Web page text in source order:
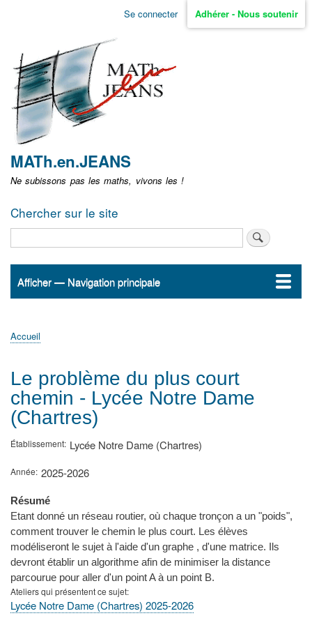
Aller
non
identifié
Se connecter Adhérer - Nous soutenir
MATh.en.JEANS
Ne subissons pas les maths, vivons les !
Chercher sur le site
Navigation
Afficher — Navigation principale
Accueil
ActualitésMATh.en.JEANS ?
Régions et Ateliers
Créer, gérer un atelier
Sujets/Publications
Congrès
d'Ariane
Accueil
Le problème du plus court
chemin - Lycée Notre Dame
(Chartres)
Établissement Lycée Notre Dame (Chartres)
Année 2025-2026
Résumé
Etant donné un réseau routier, où chaque tronçon a un "poids",
comment trouver le chemin le plus court. Les élèves
modéliseront le sujet à l'aide d'un graphe , d'une matrice. Ils
devront établir un algorithme afin de minimiser la distance
parcourue pour aller d'un point A à un point B.
Ateliers qui présentent ce sujet
Lycée Notre Dame (Chartres) 2025-2026